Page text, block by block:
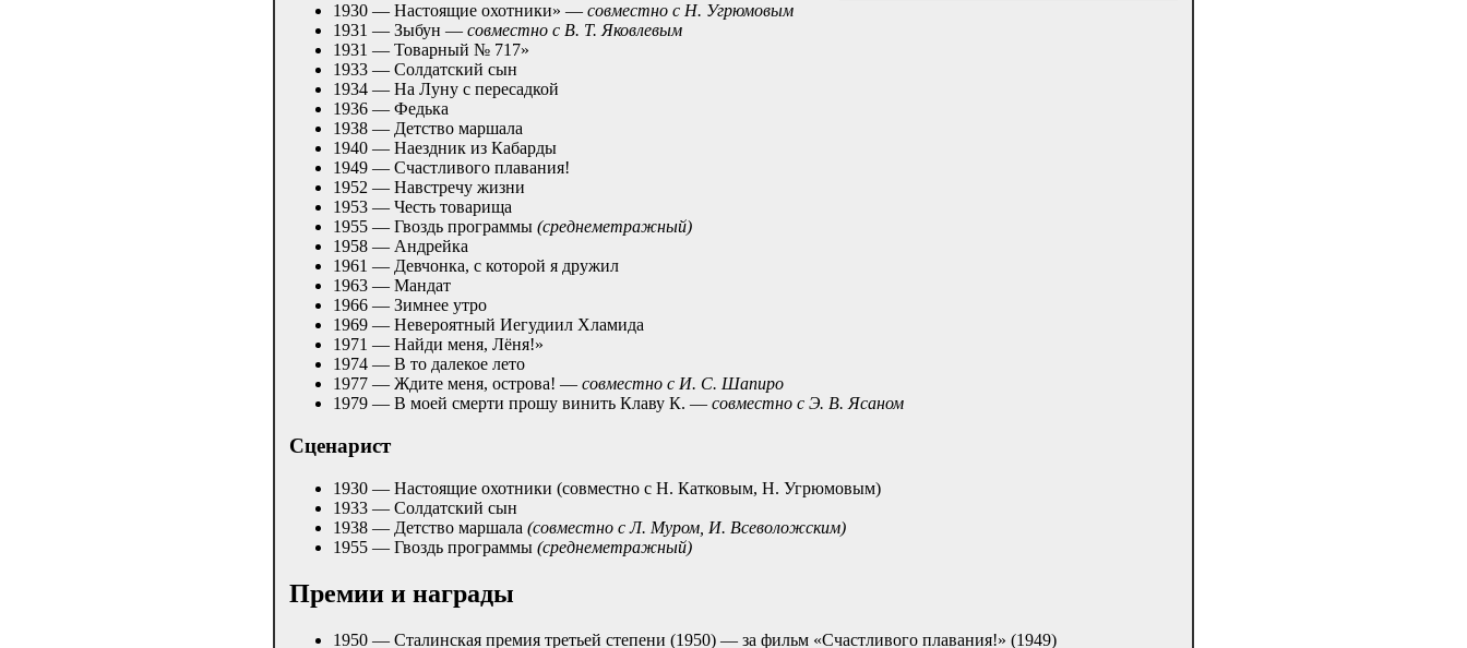
1930 — Настоящие охотники» — совместно с Н. Угрюмовым
1931 — Зыбун — совместно с В. Т. Яковлевым
1931 — Товарный № 717»
1933 — Солдатский сын
1934 — На Луну с пересадкой
1936 — Федька
1938 — Детство маршала
1940 — Наездник из Кабарды
1949 — Счастливого плавания!
1952 — Навстречу жизни
1953 — Честь товарища
1955 — Гвоздь программы (среднеметражный)
1958 — Андрейка
1961 — Девчонка, с которой я дружил
1963 — Мандат
1966 — Зимнее утро
1969 — Невероятный Иегудиил Хламида
1971 — Найди меня, Лёня!»
1974 — В то далекое лето
1977 — Ждите меня, острова! — совместно с И. С. Шапиро
1979 — В моей смерти прошу винить Клаву К. — совместно с Э. В. Ясаном
Сценарист
1930 — Настоящие охотники (совместно с Н. Катковым, Н. Угрюмовым)
1933 — Солдатский сын
1938 — Детство маршала (совместно с Л. Муром, И. Всеволожским)
1955 — Гвоздь программы (среднеметражный)
Премии и награды
1950 — Сталинская премия третьей степени (1950) — за фильм «Счастливого плавания!» (1949)